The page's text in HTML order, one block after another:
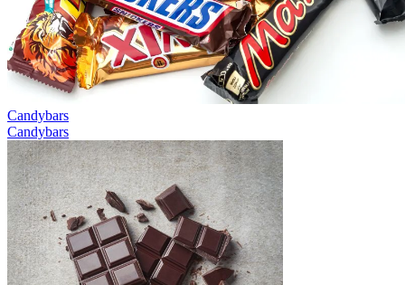
Candybars
Candybars